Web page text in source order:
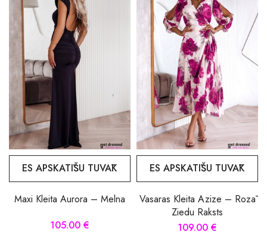
ES APSKATĪŠU TUVĀK
Maxi Kleita Aurora – Melna
105.00 €
ES APSKATĪŠU TUVĀK
Vasaras Kleita Azize – Rozā
Ziedu Raksts
109.00 €